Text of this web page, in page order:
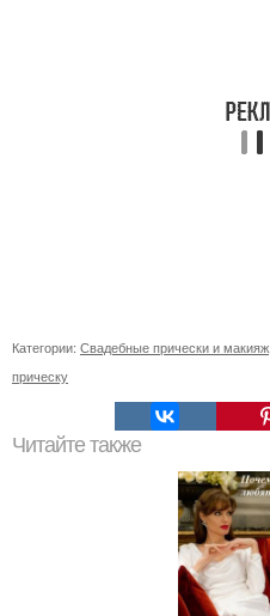
Категории: Свадебные прически и макияж
прическу
Читайте также